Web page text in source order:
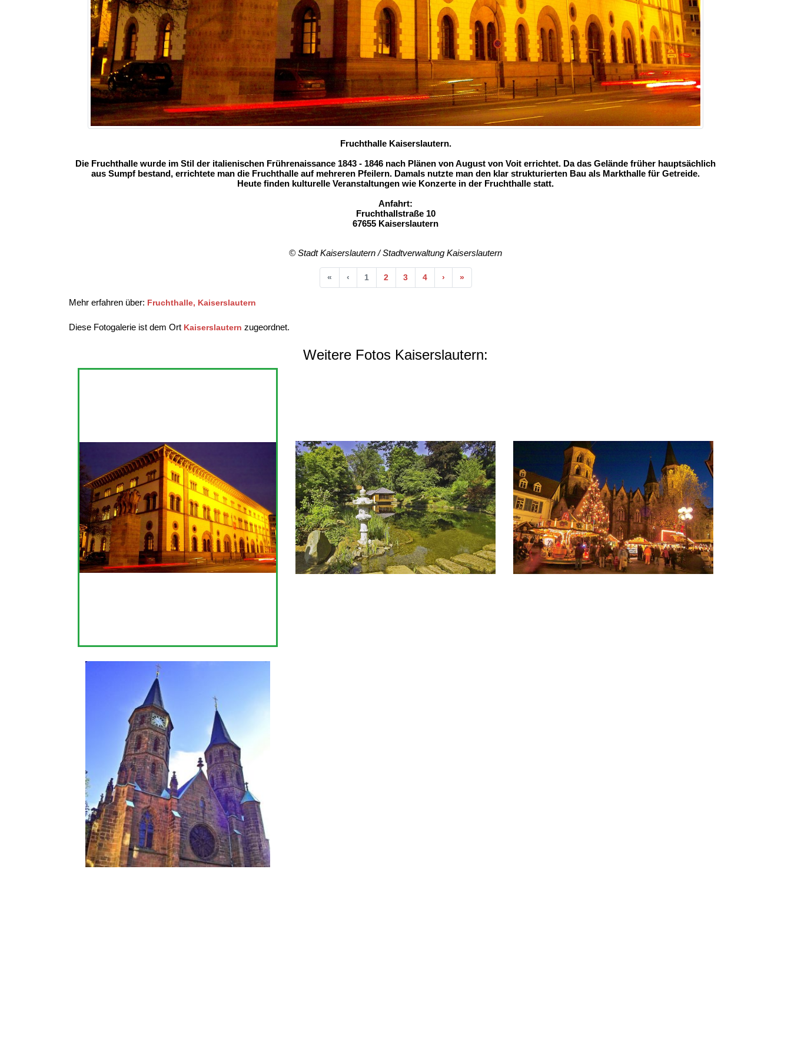
Fruchthalle Kaiserslautern.
Die Fruchthalle wurde im Stil der italienischen Frührenaissance 1843 - 1846 nach Plänen von August von Voit errichtet. Da das Gelände früher hauptsächlich
aus Sumpf bestand, errichtete man die Fruchthalle auf mehreren Pfeilern. Damals nutzte man den klar strukturierten Bau als Markthalle für Getreide.
Heute finden kulturelle Veranstaltungen wie Konzerte in der Fruchthalle statt.
Anfahrt:
Fruchthallstraße 10
67655 Kaiserslautern
© Stadt Kaiserslautern / Stadtverwaltung Kaiserslautern
«Anfang
‹Vorherige
1 2 3 4 ›Nächste
»Ende
Mehr erfahren über: Fruchthalle, Kaiserslautern
Diese Fotogalerie ist dem Ort Kaiserslautern zugeordnet.
Weitere Fotos Kaiserslautern: